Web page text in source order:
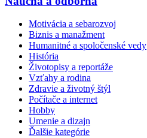
Motivácia a sebarozvoj
Biznis a manažment
Humanitné a spoločenské vedy
História
Životopisy a reportáže
Vzťahy a rodina
Zdravie a životný štýl
Počítače a internet
Hobby
Umenie a dizajn
Ďalšie kategórie